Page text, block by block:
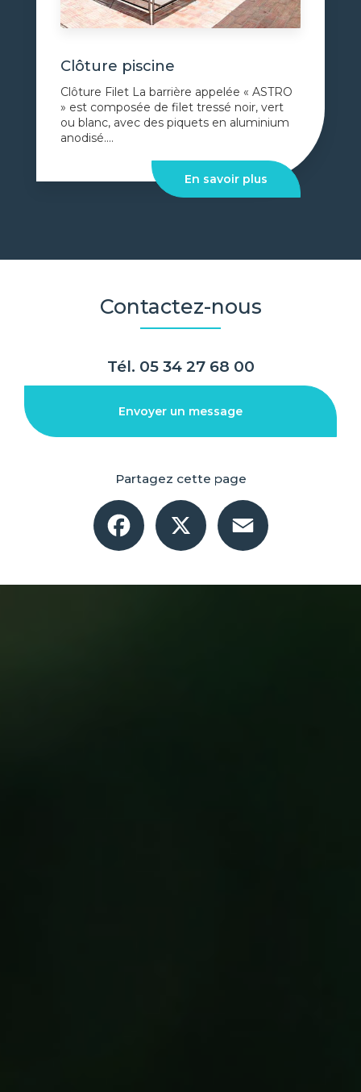
Clôture piscine
Clôture Filet La barrière appelée « ASTRO
» est composée de filet tressé noir, vert
ou blanc, avec des piquets en aluminium
anodisé....
En savoir plus
Contactez-nous
Tél. 05 34 27 68 00
Envoyer un message
Partagez cette page
Facebook